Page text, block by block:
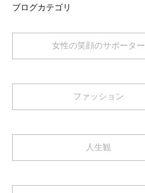
ブログカテゴリ
女性の笑顔のサポーター
ファッション
人生観